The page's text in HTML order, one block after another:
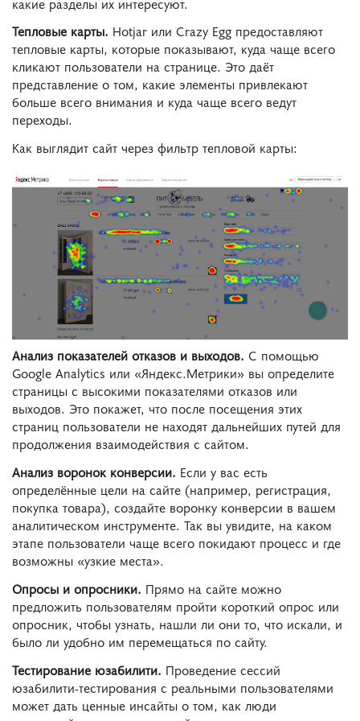
Тепловые карты. Hotjar или Crazy Egg предоставляют
тепловые карты, которые показывают, куда чаще всего
кликают пользователи на странице. Это даёт
представление о том, какие элементы привлекают
больше всего внимания и куда чаще всего ведут
переходы.
Как выглядит сайт через фильтр тепловой карты:
Анализ показателей отказов и выходов. С помощью
Google Analytics или «Яндекс.Метрики» вы определите
страницы с высокими показателями отказов или
выходов. Это покажет, что после посещения этих
страниц пользователи не находят дальнейших путей для
продолжения взаимодействия с сайтом.
Анализ воронок конверсии. Если у вас есть
определённые цели на сайте (например, регистрация,
покупка товара), создайте воронку конверсии в вашем
аналитическом инструменте. Так вы увидите, на каком
этапе пользователи чаще всего покидают процесс и где
возможны «узкие места».
Опросы и опросники. Прямо на сайте можно
предложить пользователям пройти короткий опрос или
опросник, чтобы узнать, нашли ли они то, что искали, и
было ли удобно им перемещаться по сайту.
Тестирование юзабилити. Проведение сессий
юзабилити-тестирования с реальными пользователями
может дать ценные инсайты о том, как люди